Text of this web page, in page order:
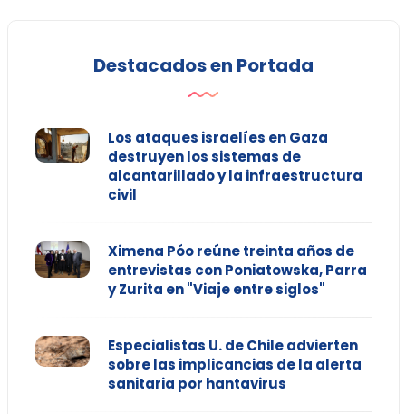
Destacados en Portada
Los ataques israelíes en Gaza
destruyen los sistemas de
alcantarillado y la infraestructura
civil
Ximena Póo reúne treinta años de
entrevistas con Poniatowska, Parra
y Zurita en "Viaje entre siglos"
Especialistas U. de Chile advierten
sobre las implicancias de la alerta
sanitaria por hantavirus